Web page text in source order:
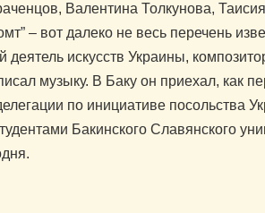
Валентина Толкунова,
– вот далеко не весь перечень
деятель искусств Украины,
музыку. В Баку он приехал, как
по инициативе посольства
Бакинского Славянского